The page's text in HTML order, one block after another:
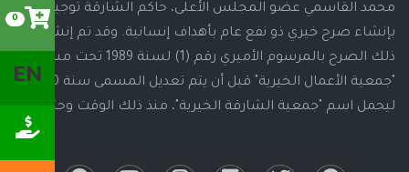
0
EN
محمد القاسمي عضو المجلس الأعلى، حاكم الشارقة توجيهاته
بإنشاء صرح خيري ذو نفع عام بأهداف إنسانية. وقد تم إنشاء
ذلك الصرح بالمرسوم الأميري رقم (1) لسنة 1989 تحت مسمى
"جمعية الأعمال الخيرية" قبل أن يتم تعديل المسمى سنة 2000م،
ليحمل اسم "جمعية الشارقة الخيرية"، منذ ذلك الوقت وحتى الآن